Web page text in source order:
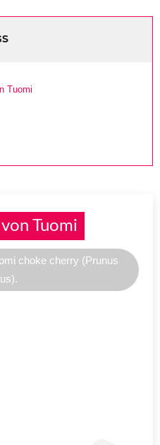
Tuomi
Tuomi
choke cherry (Prunus